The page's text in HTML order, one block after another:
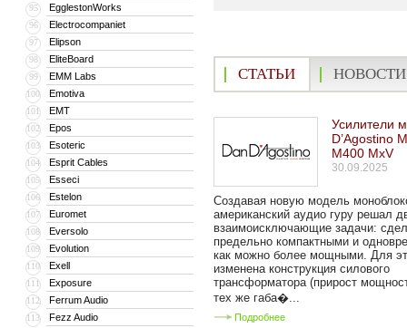
95 EgglestonWorks
96 Electrocompaniet
97 Elipson
98 EliteBoard
99 EMM Labs
100 Emotiva
101 EMT
102 Epos
103 Esoteric
104 Esprit Cables
105 Esseci
106 Estelon
107 Euromet
108 Eversolo
109 Evolution
110 Exell
111 Exposure
112 Ferrum Audio
113 Fezz Audio
СТАТЬИ НОВОСТИ
Усилители
D’Agostino
M400 MxV
30.09.2025
Создавая новую модель
американский аудио гуру решал
взаимоисключающие задачи:
предельно компактными и
как можно более мощными. Для
изменена конструкция силового
трансформатора (прирост
тех же габа�...
Подробнее